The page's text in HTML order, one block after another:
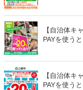
【自治体キ
PAYを使う
【自治体キ
PAYを使う